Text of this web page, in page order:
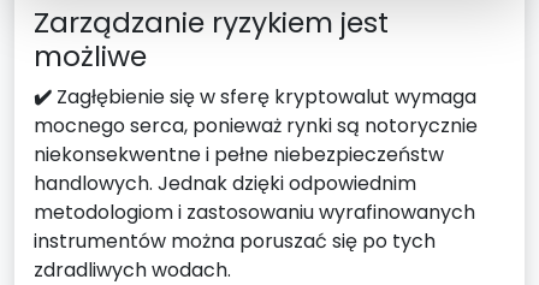
Zarządzanie ryzykiem jest
możliwe
✔️ Zagłębienie się w sferę kryptowalut wymaga
mocnego serca, ponieważ rynki są notorycznie
niekonsekwentne i pełne niebezpieczeństw
handlowych. Jednak dzięki odpowiednim
metodologiom i zastosowaniu wyrafinowanych
instrumentów można poruszać się po tych
zdradliwych wodach.